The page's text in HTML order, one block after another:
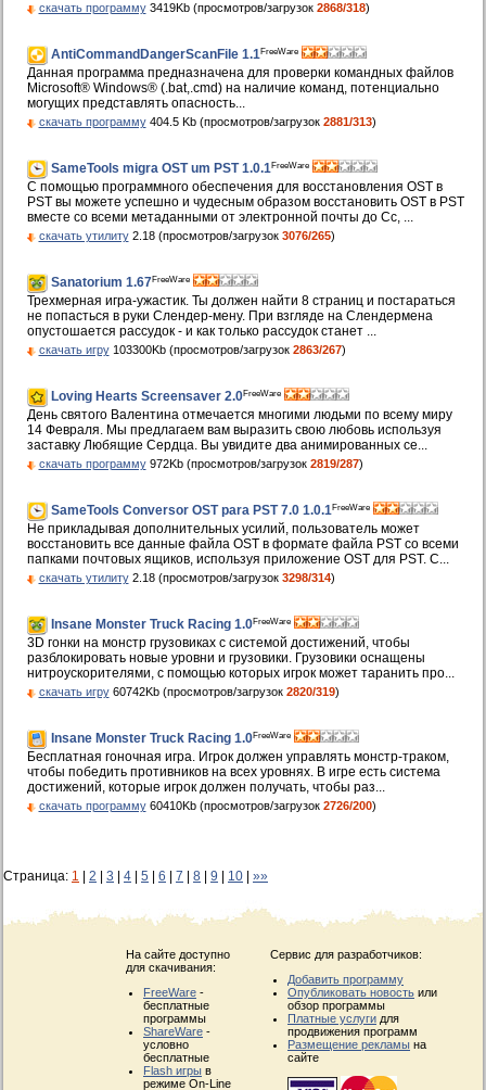
скачать программу3419Kb (просмотров/загрузок 2868/318)
AntiCommandDangerScanFile 1.1FreeWare
Данная программа предназначена для проверки командных файлов
Microsoft® Windows® (.bat,.cmd) на наличие команд, потенциально
могущих представлять опасность...
скачать программу404.5 Kb (просмотров/загрузок 2881/313)
SameTools migra OST um PST 1.0.1FreeWare
С помощью программного обеспечения для восстановления OST в
PST вы можете успешно и чудесным образом восстановить OST в PST
вместе со всеми метаданными от электронной почты до Cc, ...
скачать утилиту2.18 (просмотров/загрузок 3076/265)
Sanatorium 1.67FreeWare
Трехмерная игра-ужастик. Ты должен найти 8 страниц и постараться
не попасться в руки Слендер-мену. При взгляде на Слендермена
опустошается рассудок - и как только рассудок станет ...
скачать игру103300Kb (просмотров/загрузок 2863/267)
Loving Hearts Screensaver 2.0FreeWare
День святого Валентина отмечается многими людьми по всему миру
14 Февраля. Мы предлагаем вам выразить свою любовь используя
заставку Любящие Сердца. Вы увидите два анимированных се...
скачать программу972Kb (просмотров/загрузок 2819/287)
SameTools Conversor OST para PST 7.0 1.0.1FreeWare
Не прикладывая дополнительных усилий, пользователь может
восстановить все данные файла OST в формате файла PST со всеми
папками почтовых ящиков, используя приложение OST для PST. С...
скачать утилиту2.18 (просмотров/загрузок 3298/314)
Insane Monster Truck Racing 1.0FreeWare
3D гонки на монстр грузовиках с системой достижений, чтобы
разблокировать новые уровни и грузовики. Грузовики оснащены
нитроускорителями, с помощью которых игрок может таранить про...
скачать игру60742Kb (просмотров/загрузок 2820/319)
Insane Monster Truck Racing 1.0FreeWare
Бесплатная гоночная игра. Игрок должен управлять монстр-траком,
чтобы победить противников на всех уровнях. В игре есть система
достижений, которые игрок должен получать, чтобы раз...
скачать программу60410Kb (просмотров/загрузок 2726/200)
Страница: 1 2 3 4 5 6 7 8 9 10 »»
На сайте доступно
для скачивания:
FreeWare -
бесплатные
программы
ShareWare -
условно
бесплатные
Flash игры в
режиме On-Line
Сервис для разработчиков:
Добавить программу
Опубликовать новость или
обзор программы
Платные услуги для
продвижения программ
Размещение рекламы на
сайте